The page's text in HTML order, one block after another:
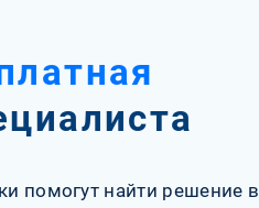
помогут найти решение в